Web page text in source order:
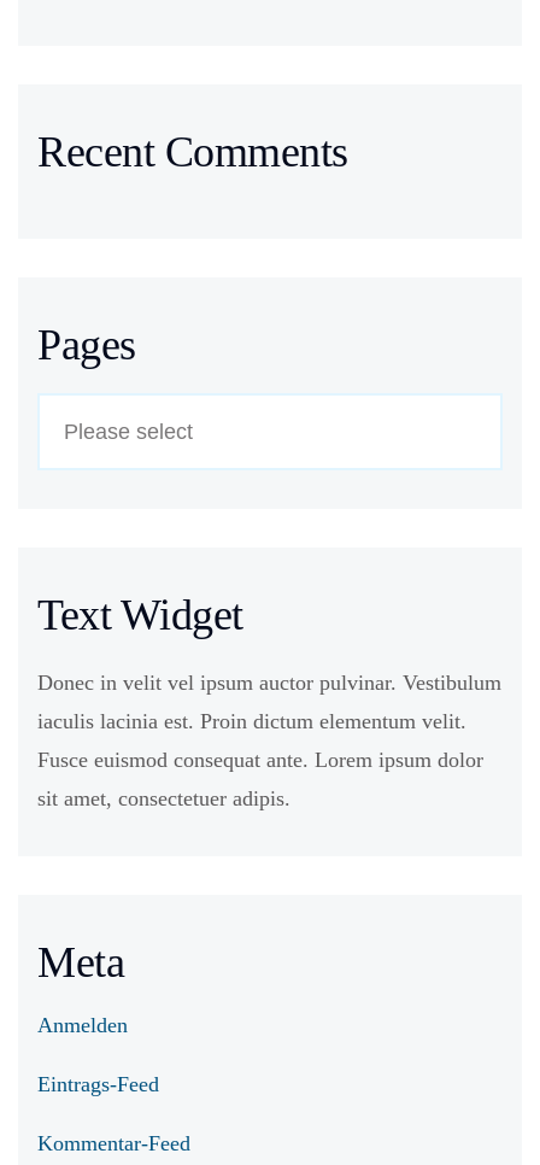
Recent Comments
Pages
Text Widget
Donec in velit vel ipsum auctor pulvinar. Vestibulum
iaculis lacinia est. Proin dictum elementum velit.
Fusce euismod consequat ante. Lorem ipsum dolor
sit amet, consectetuer adipis.
Meta
Anmelden
Eintrags-Feed
Kommentar-Feed